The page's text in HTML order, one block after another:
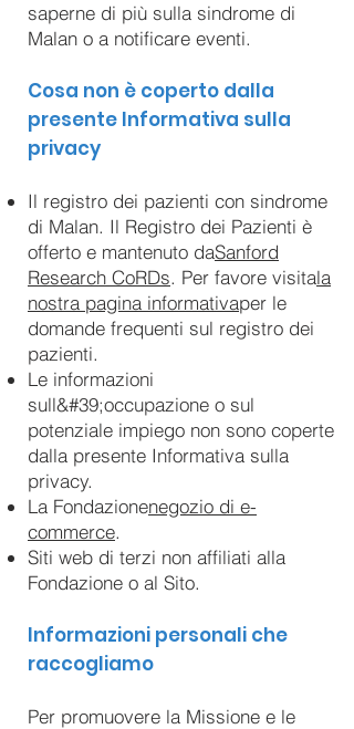
saperne di più sulla sindrome di
Malan o a notificare eventi.
Cosa non è coperto dalla
presente Informativa sulla
privacy
Il registro dei pazienti con sindrome
di Malan. Il Registro dei Pazienti è
offerto e mantenuto daSanford
Research CoRDs. Per favore visitala
nostra pagina informativaper le
domande frequenti sul registro dei
pazienti.
Le informazioni
sull&#39;occupazione o sul
potenziale impiego non sono coperte
dalla presente Informativa sulla
privacy.
La Fondazionenegozio di e-
commerce.
Siti web di terzi non affiliati alla
Fondazione o al Sito.
Informazioni personali che
raccogliamo
Per promuovere la Missione e le